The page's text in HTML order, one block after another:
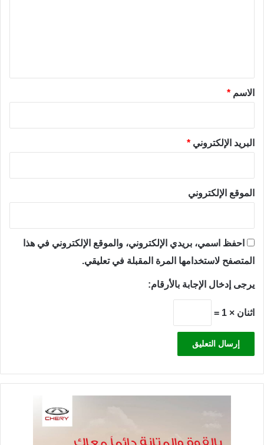
*الاسم *
البريد الإلكتروني *
الموقع الإلكتروني
احفظ اسمي، بريدي الإلكتروني، والموقع الإلكتروني في هذا
المتصفح لاستخدامها المرة المقبلة في تعليقي.
يرجى إدخال الإجابة بالأرقام:
اثنان × 1 =